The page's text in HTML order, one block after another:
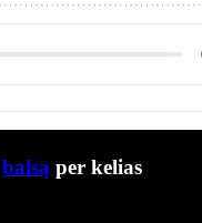
balsą per kelias